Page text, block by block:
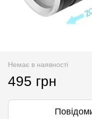
Немає в наявності
495 грн